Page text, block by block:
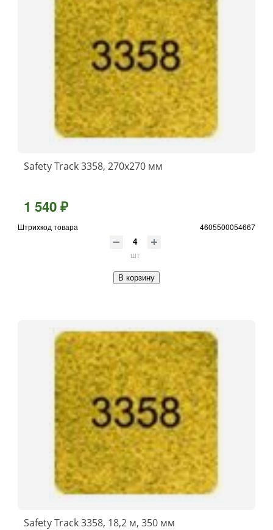
Safety Track 3358, 270x270 мм
1 540 ₽
Штрихкод товара 4605500054667
шт
В корзину
Safety Track 3358, 18,2 м, 350 мм